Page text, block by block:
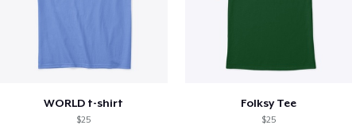
WORLD t-shirt
$25
Folksy Tee
$25